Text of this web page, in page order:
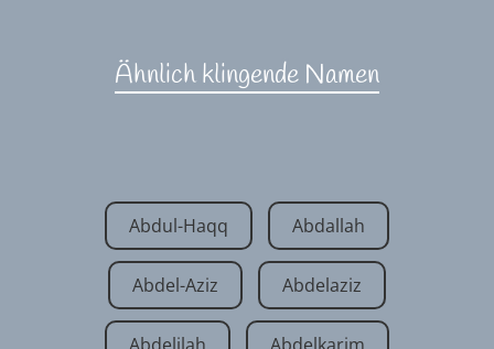
Ähnlich klingende Namen
Abdul-Haqq Abdallah
Abdel-Aziz Abdelaziz